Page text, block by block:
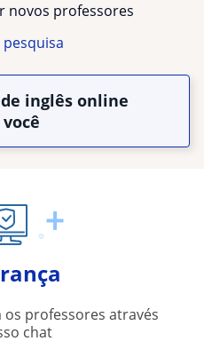
novos professores
pesquisa
inglês online
professores através
chat